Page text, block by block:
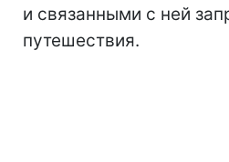
и связанными с ней
путешествия.